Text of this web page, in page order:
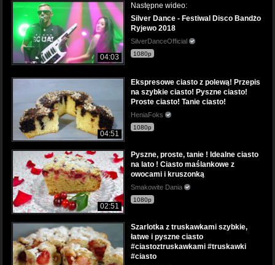
04:03
Następne wideo:
Silver Dance - Festiwal Disco Bandżo
Ryjewo 2018
SilverDanceOfficial
1080p
04:51
Ekspresowe ciasto z polewą! Przepis
na szybkie ciasto! Pyszne ciasto!
Proste ciasto! Tanie ciasto!
HeniaFoks
1080p
02:51
Pyszne, proste, tanie ! Idealne ciasto
na lato ! Ciasto maślankowe z
owocami i kruszonką
Smakowite Dania
1080p
Szarlotka z truskawkami szybkie,
łatwe i pyszne ciasto
#ciastoztruskawkami #truskawki
#ciasto